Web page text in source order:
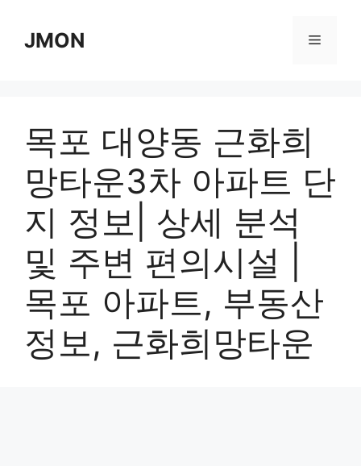
contentJMON Menu
목포 대양동 근화희
망타운3차 아파트 단
지 정보| 상세 분석
및 주변 편의시설 |
목포 아파트, 부동산
정보, 근화희망타운